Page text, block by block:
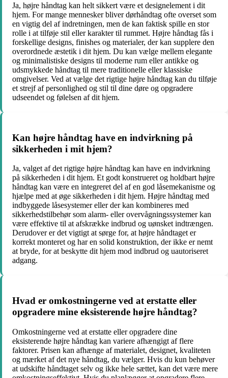
Ja, højre håndtag kan helt sikkert være et designelement i dit
hjem. For mange mennesker bliver dørhåndtag ofte overset som
en vigtig del af indretningen, men de kan faktisk spille en stor
rolle i at tilføje stil eller karakter til rummet. Højre håndtag fås i
forskellige designs, finishes og materialer, der kan supplere den
overordnede æstetik i dit hjem. Du kan vælge mellem elegante
og minimalistiske designs til moderne rum eller antikke og
udsmykkede håndtag til mere traditionelle eller klassiske
omgivelser. Ved at vælge det rigtige højre håndtag kan du tilføje
et strejf af personlighed og stil til dine døre og opgradere
udseendet og følelsen af dit hjem.
Kan højre håndtag have en indvirkning på
sikkerheden i mit hjem?
Ja, valget af det rigtige højre håndtag kan have en indvirkning
på sikkerheden i dit hjem. Et godt konstrueret og holdbart højre
håndtag kan være en integreret del af en god låsemekanisme og
hjælpe med at øge sikkerheden i dit hjem. Højre håndtag med
indbyggede låsesystemer eller der kan kombineres med
sikkerhedstilbehør som alarm- eller overvågningssystemer kan
være effektive til at afskrække indbrud og uønsket indtrængen.
Derudover er det vigtigt at sørge for, at højre håndtaget er
korrekt monteret og har en solid konstruktion, der ikke er nemt
at bryde, for at beskytte dit hjem mod indbrud og uautoriseret
adgang.
Hvad er omkostningerne ved at erstatte eller
opgradere mine eksisterende højre håndtag?
Omkostningerne ved at erstatte eller opgradere dine
eksisterende højre håndtag kan variere afhængigt af flere
faktorer. Prisen kan afhænge af materialet, designet, kvaliteten
og mærket af det nye håndtag, du vælger. Hvis du kun behøver
at udskifte håndtaget selv og ikke hele sættet, kan det være mere